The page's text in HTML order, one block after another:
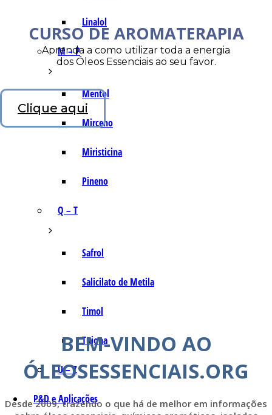
Linalol
M – P
Mentol
Mirceno
Miristicina
Pineno
Q – T
Safrol
Salicilato de Metila
Timol
Tujona
U – Z
P&D e Aplicações
CURSO DE AROMATERAPIA
Aprenda a como utilizar toda a energia
dos Óleos Essenciais ao seu favor.
Clique aqui
BEM-VINDO AO
ÓLEOSESSENCIAIS.ORG
Desde 2009, trazendo o que há de melhor em informações